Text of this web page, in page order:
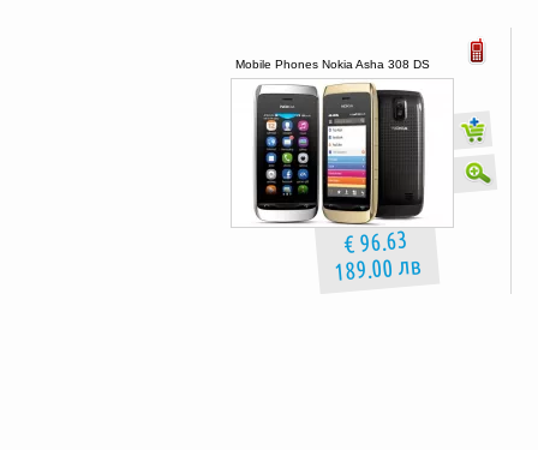
Mobile Phones Nokia Asha 308 DS
€ 96.63
189.00 лв